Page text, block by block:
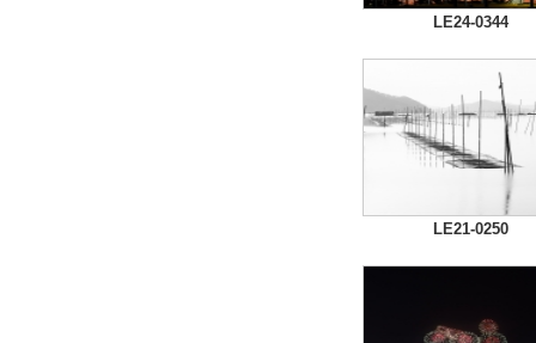
LE24-0344
LE21-0250